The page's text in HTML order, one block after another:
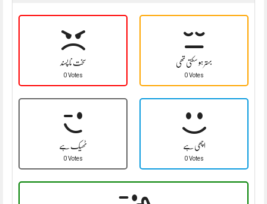
سخت نا پسند
0 Votes
بہتر ہو سکتی تھی
0 Votes
ٹھیک ہے
0 Votes
اچھی ہے
0 Votes